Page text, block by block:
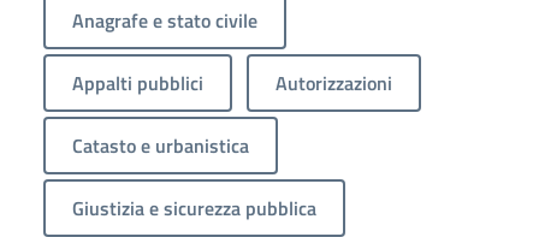
Anagrafe e stato civile
Appalti pubblici Autorizzazioni
Catasto e urbanistica
Giustizia e sicurezza pubblica